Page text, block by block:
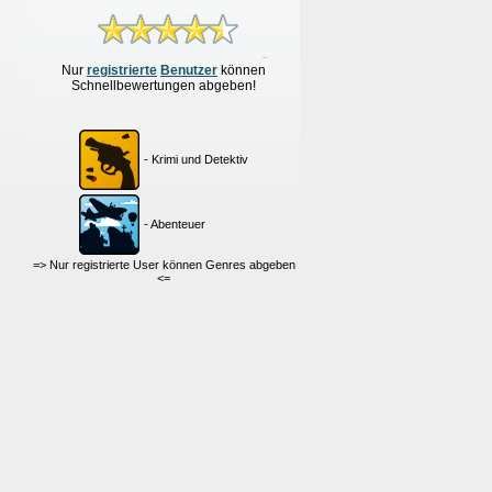
Nur registrierte Benutzer können
Schnellbewertungen abgeben!
- Krimi und Detektiv
- Abenteuer
=> Nur registrierte User können Genres abgeben
<=